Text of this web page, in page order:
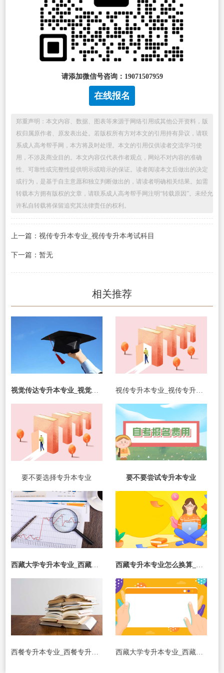
请添加微信号咨询：19071507959
在线报名
郑重声明：本文内容、数据、图表等来源于网络引用或其他公开资料，版
权归属原作者、原发表出处。若版权所有方对本文的引用持有异议，请联
系成人高考帮手网，本方将及时处理。本文的引用仅供读者交流学习使
用，不涉及商业目的。本文内容仅代表作者观点，网站不对内容的准确
性、可靠性或完整性提供明示或暗示的保证。读者阅读本文后做出的决定
或行为，是基于自主意愿和独立判断做出的，请读者明确相关结果。如需
转载本方拥有版权的文章，请联系成人高考帮手网注明“转载原因”。未经允
许私自转载将保留追究其法律责任的权利。
上一篇：视传专升本专业_视传专升本考试科目
下一篇：暂无
相关推荐
视觉传达专升本专业_视觉传达专升本专业课考什么 视传专升本专业_视传专升本考试科目
要不要选择专升本专业 要不要尝试专升本专业
西藏大学专升本专业_西藏大学专升本专业有哪些 西藏专升本专业怎么换算_西藏专升本专业怎么换算学费
西餐专升本专业_西餐专升本专业考什么 西藏大学专升本专业_西藏大学专升本专业有哪些